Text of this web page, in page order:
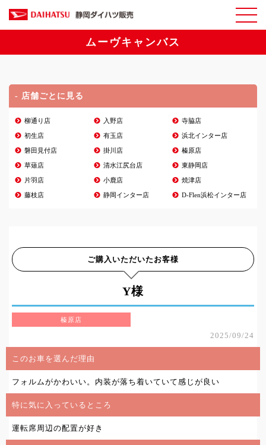
ムーヴキャンバス
- 店舗ごとに見る
柳通り店 入野店 寺脇店
初生店 有玉店 浜北インター店
磐田見付店 掛川店 榛原店
草薙店 清水江尻台店 東静岡店
片羽店 小鹿店 焼津店
藤枝店 静岡インター店 D-Flen浜松インター店
ご購入いただいたお客様
Y様
榛原店
2025/09/24
このお車を選んだ理由
フォルムがかわいい。内装が落ち着いていて感じが良い
特に気に入っているところ
運転席周辺の配置が好き